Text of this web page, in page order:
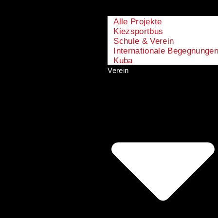
Alle Projekte
Kiezsportbus
Schule & Verein
Internationale
Kuba
Verein